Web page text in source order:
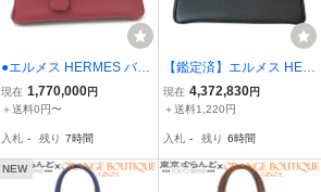
●エルメス HERMES バー
キン25 ハンドバッグ トゴ
ルビー×シルバー金具 □N
現在 1,770,000円
＋送料0円〜
入札 - 残り 7時間
【鑑定済】エルメス HER
MES バーキン25 トゴ 黒
イエローゴールド金具 K
グ 中古 美品 T11346626
現在 4,372,830円
＋送料1,220円
入札 - 残り 6時間
NEW